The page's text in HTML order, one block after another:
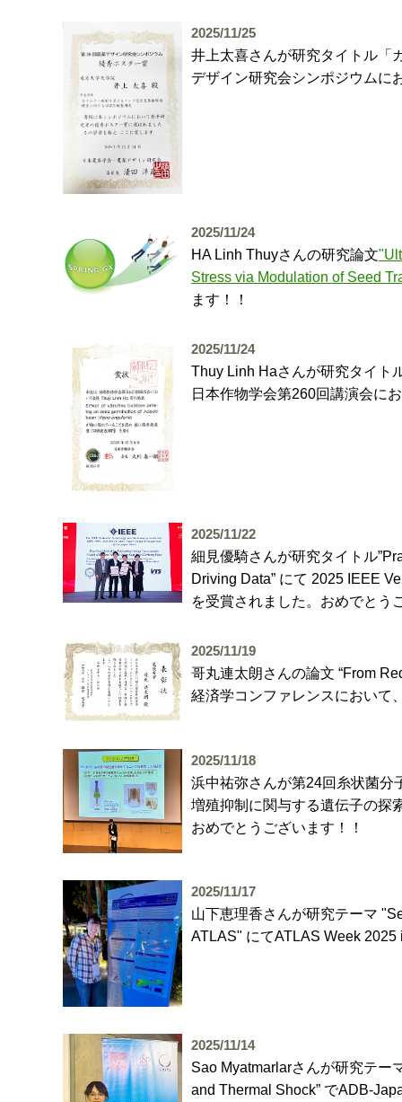
2025/11/25
井上太喜さんが研究タイトル「
デザイン研究会シンポジウムに
2025/11/24
HA Linh Thuyさんの研究論文
Stress via Modulation of Seed
ます！！
2025/11/24
Thuy Linh Haさんが研究タイト
日本作物学会第260回講演会に
2025/11/22
細見優騎さんが研究タイトル
Driving Data” にて 2025 IEEE
を受賞されました。おめでとう
2025/11/19
哥丸連太朗さんの論文 “From
経済学コンファレンスにおいて
2025/11/18
浜中祐弥さんが第24回糸状菌分
増殖抑制に関与する遺伝子の探
おめでとうございます！！
2025/11/17
山下恵理香さんが研究テーマ
ATLAS" にてATLAS Week
2025/11/14
Sao Myatmarlarさんが研究テー
and Thermal Shock” でADB-